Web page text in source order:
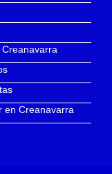
en Creanavarra